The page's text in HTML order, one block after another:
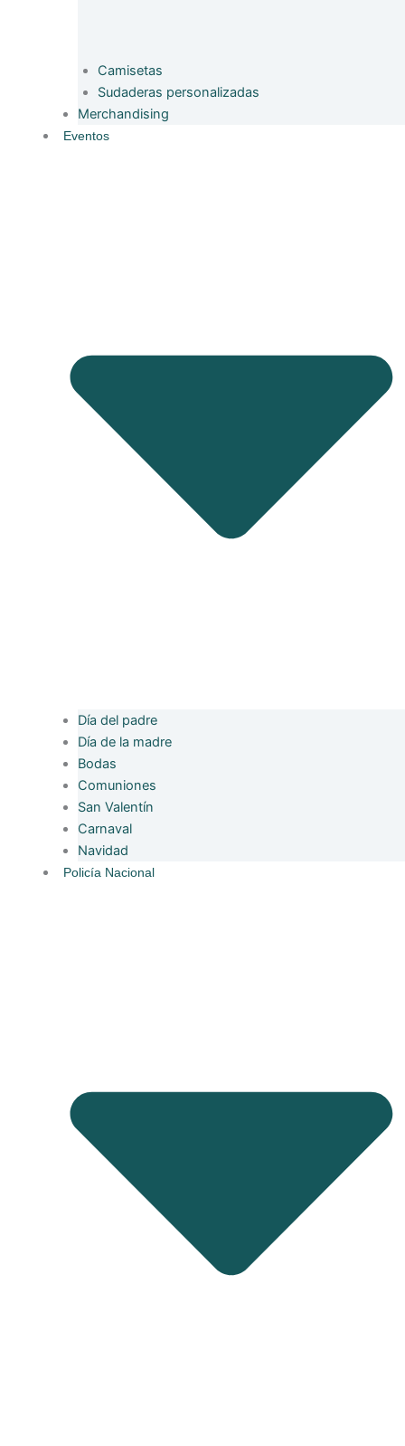
Camisetas
Sudaderas personalizadas
Merchandising
Eventos
Día del padre
Día de la madre
Bodas
Comuniones
San Valentín
Carnaval
Navidad
Policía Nacional